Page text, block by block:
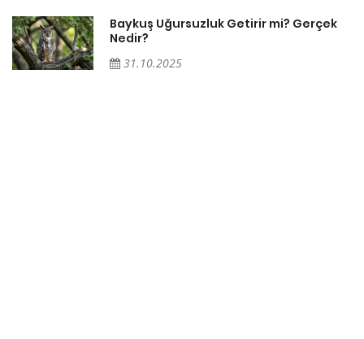
Baykuş Uğursuzluk Getirir mi? Gerçek
Nedir?
31.10.2025